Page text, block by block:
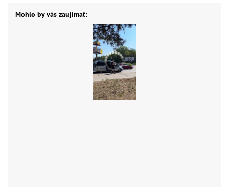
Mohlo by vás zaujímať: